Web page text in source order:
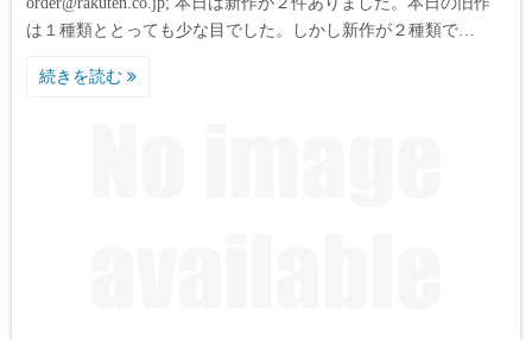
は１種類ととっても少な目でした。しかし新作が２種類で…
続きを読む